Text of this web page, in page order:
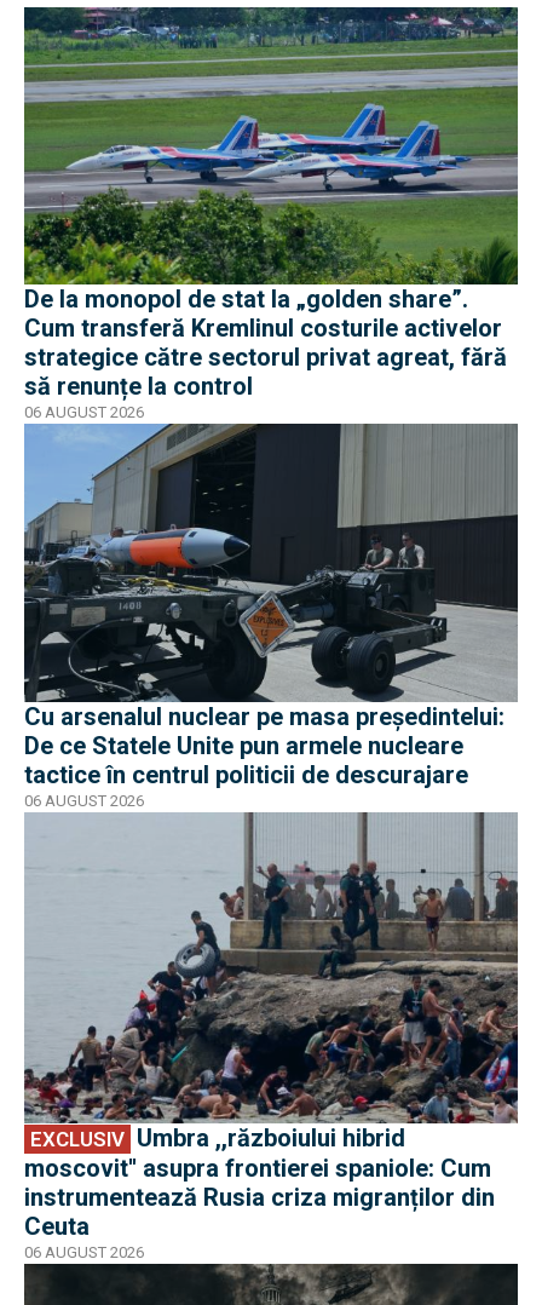
De la monopol de stat la „golden share”.
Cum transferă Kremlinul costurile activelor
strategice către sectorul privat agreat, fără
să renunțe la control
06 AUGUST 2026
Cu arsenalul nuclear pe masa preşedintelui:
De ce Statele Unite pun armele nucleare
tactice în centrul politicii de descurajare
06 AUGUST 2026
EXCLUSIV
moscovit'' asupra frontierei spaniole: Cum
instrumentează Rusia criza migranților din
Ceuta
06 AUGUST 2026